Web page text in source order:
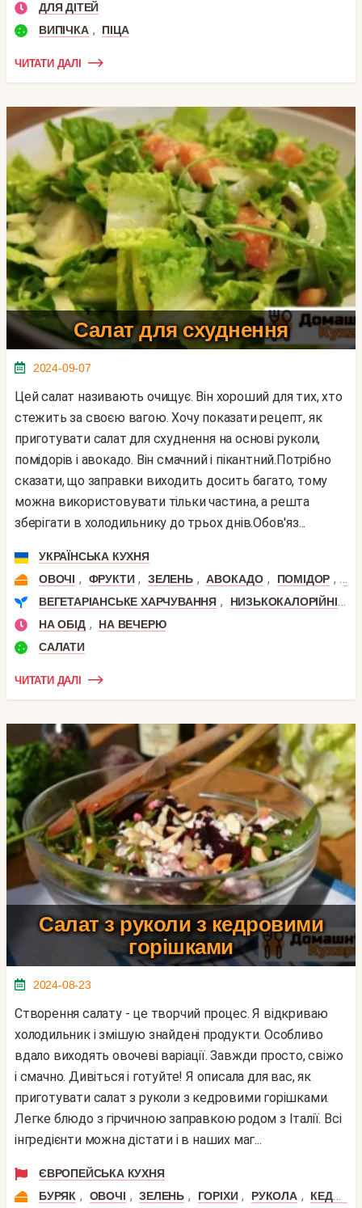
ДЛЯ ДІТЕЙ
ВИПІЧКА , ПІЦА
ЧИТАТИ ДАЛІ
Салат для схуднення
2024-09-07
Цей салат називають очищує. Він хороший для тих, хто
стежить за своєю вагою. Хочу показати рецепт, як
приготувати салат для схуднення на основі руколи,
помідорів і авокадо. Він смачний і пікантний.Потрібно
сказати, що заправки виходить досить багато, тому
можна використовувати тільки частина, а решта
зберігати в холодильнику до трьох днів.Обов'яз...
УКРАЇНСЬКА КУХНЯ
ОВОЧІ , ФРУКТИ , ЗЕЛЕНЬ , АВОКАДО , ПОМІДОР ,
ВЕГЕТАРІАНСЬКЕ ХАРЧУВАННЯ , НИЗЬКОКАЛОРІЙНІ ,
НА ОБІД ,
НА ВЕЧЕРЮ
САЛАТИ
ЧИТАТИ ДАЛІ
Салат з руколи з кедровими
горішками
2024-08-23
Створення салату - це творчий процес. Я відкриваю
холодильник і змішую знайдені продукти. Особливо
вдало виходять овочеві варіації. Завжди просто, свіжо
і смачно. Дивіться і готуйте! Я описала для вас, як
приготувати салат з руколи з кедровими горішками.
Легке блюдо з гірчичною заправкою родом з Італії. Всі
інгредієнти можна дістати і в наших маг...
ЄВРОПЕЙСЬКА КУХНЯ
БУРЯК , ОВОЧІ , ЗЕЛЕНЬ , ГОРІХИ , РУКОЛА ,
КЕДРОВІ ГОРІХИ